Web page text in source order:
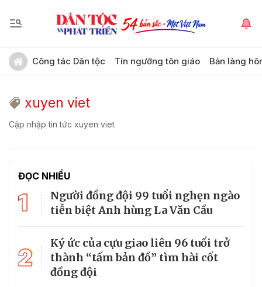
Công tác Dân tộc Tín ngưỡng tôn giáo Bản làng
xuyen viet
Cập nhập tin tức xuyen viet
ĐỌC NHIỀU
1
Người đồng đội 99 tuổi nghẹn ngào
tiễn biệt Anh hùng La Văn Cầu
2
Ký ức của cựu giao liên 96 tuổi trở
thành “tấm bản đồ” tìm hài cốt
đồng đội